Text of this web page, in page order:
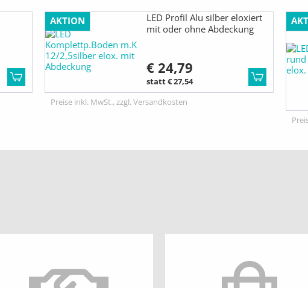
AKTION
LED Profil Alu silber eloxiert
mit oder ohne Abdeckung
€ 24,79
statt € 27,54
Preise inkl. MwSt., zzgl. Versandkosten